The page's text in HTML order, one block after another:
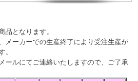
品となります。
メーカーでの生産終了により受注生産が
。
ールにてご連絡いたしますので、ご了承